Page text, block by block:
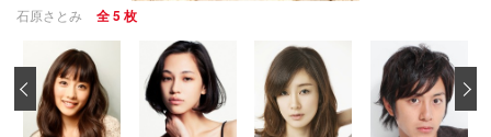
石原さとみ 全 5 枚
‹